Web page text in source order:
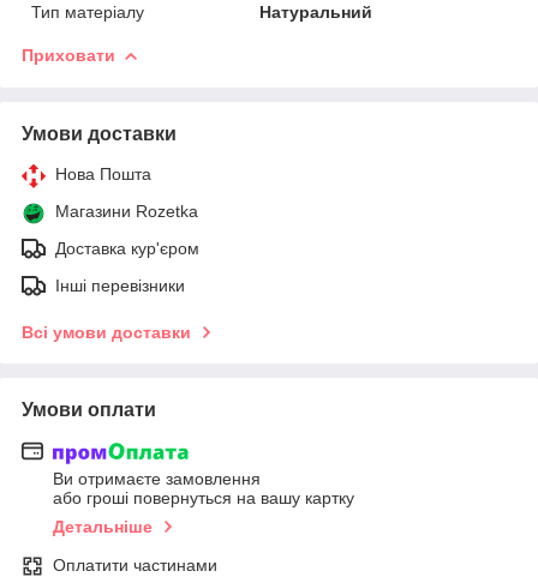
Тип матеріалу
Натуральний
Приховати
Умови доставки
Нова Пошта
Магазини Rozetka
Доставка кур'єром
Інші перевізники
Всі умови доставки
Умови оплати
Ви отримаєте замовлення
або гроші повернуться на вашу картку
Детальніше
Оплатити частинами